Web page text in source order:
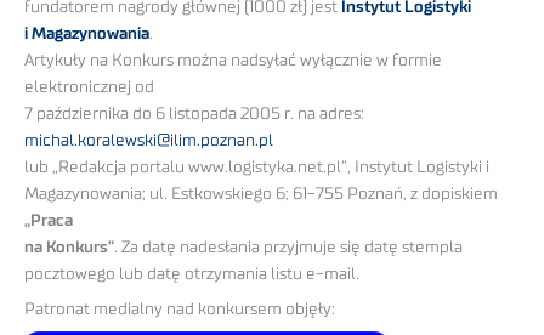
fundatorem nagrody głównej (1000 zł) jest Instytut Logistyki
i Magazynowania.
Artykuły na Konkurs można nadsyłać wyłącznie w formie
elektronicznej od
7 października do 6 listopada 2005 r. na adres:
michal.koralewski@ilim.poznan.pl
lub „Redakcja portalu www.logistyka.net.pl”, Instytut Logistyki i
Magazynowania; ul. Estkowskiego 6; 61-755 Poznań, z dopiskiem
„Praca
na Konkurs”. Za datę nadesłania przyjmuje się datę stempla
pocztowego lub datę otrzymania listu e-mail.
Patronat medialny nad konkursem objęły: